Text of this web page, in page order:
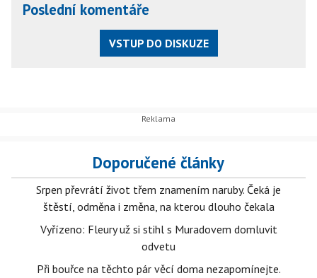
Poslední komentáře
VSTUP DO DISKUZE
Doporučené články
Srpen převrátí život třem znamením naruby. Čeká je
štěstí, odměna i změna, na kterou dlouho čekala
Vyřízeno: Fleury už si stihl s Muradovem domluvit
odvetu
Při bouřce na těchto pár věcí doma nezapomínejte.